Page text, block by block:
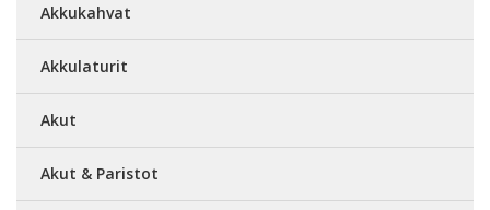
Akkukahvat
Akkulaturit
Akut
Akut & Paristot